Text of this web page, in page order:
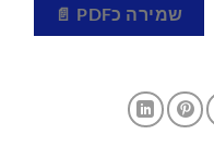
שמירה כPDF 📄